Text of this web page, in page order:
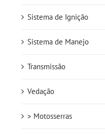
Sistema de Ignição
Sistema de Manejo
Transmissão
Vedação
> Motosserras